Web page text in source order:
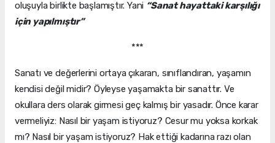
oluşuyla birlikte başlamıştır. Yani “Sanat hayattaki karşılığı
için yapılmıştır”
***
Sanatı ve değerlerini ortaya çıkaran, sınıflandıran, yaşamın
kendisi değil midir? Öyleyse yaşamakta bir sanattır. Ve
okullara ders olarak girmesi geç kalmış bir yasadır. Önce karar
vermeliyiz: Nasıl bir yaşam istiyoruz? Cesur mu yoksa korkak
mı? Nasıl bir yaşam istiyoruz? Hak ettiği kadarına razı olan